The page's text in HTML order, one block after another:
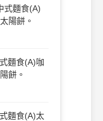
式麵食(A)
陽餅。
餅。